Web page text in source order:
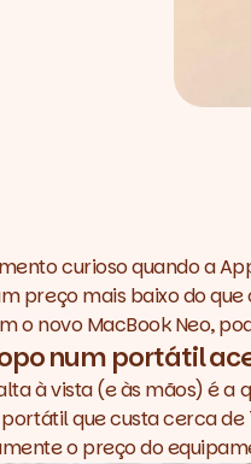
curioso quando a
preço mais baixo do
o novo MacBook Neo,
num portátil
à vista (e às mãos) é a
que custa cerca
o preço do